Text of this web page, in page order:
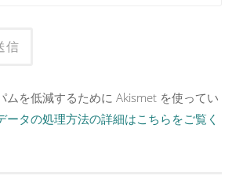
ムを低減するために Akismet を使ってい
ータの処理方法の詳細はこちらをご覧く